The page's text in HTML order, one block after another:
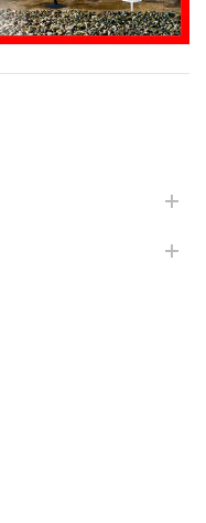
カビン付き）
特にありませんでし
花屋さんです。
いました。 スタ
で よろしくお願
が大変喜んでいまし